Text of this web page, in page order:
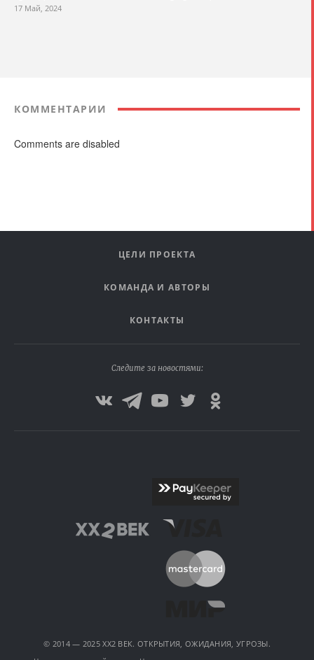
17 Май, 2024
КОММЕНТАРИИ
Comments are disabled
ЦЕЛИ ПРОЕКТА
КОМАНДА И АВТОРЫ
КОНТАКТЫ
Следите за новостями:
© 2014 — 2025 XX2 ВЕК. ОТКРЫТИЯ, ОЖИДАНИЯ, УГРОЗЫ.